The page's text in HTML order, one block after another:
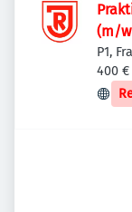
(m/
P1,
400